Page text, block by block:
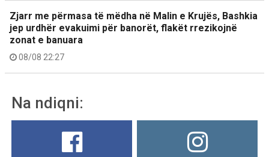
Zjarr me përmasa të mëdha në Malin e Krujës, Bashkia
jep urdhër evakuimi për banorët, flakët rrezikojnë
zonat e banuara
08/08 22:27
Na ndiqni: